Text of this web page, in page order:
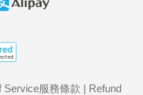
Service服務條款 | Refund